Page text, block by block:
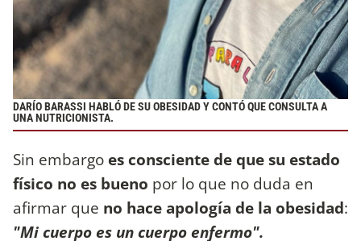
DARÍO BARASSI HABLÓ DE SU OBESIDAD Y CONTÓ QUE CONSULTA A
UNA NUTRICIONISTA.
Sin embargo es consciente de que su estado
físico no es bueno por lo que no duda en
afirmar que no hace apología de la obesidad:
"Mi cuerpo es un cuerpo enfermo".